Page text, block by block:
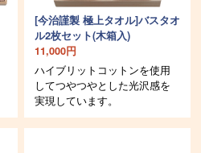
[今治謹製 極上タオル]バスタオ
ル2枚セット(木箱入)
11,000円
ハイブリットコットンを使用
してつやつやとした光沢感を
実現しています。